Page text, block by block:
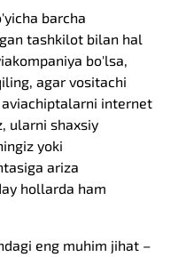
barcha
tashkilot bilan hal
bo'lsa,
agar vositachi
internet
ularni shaxsiy
yoki
ariza
hollarda ham
eng muhim jihat –